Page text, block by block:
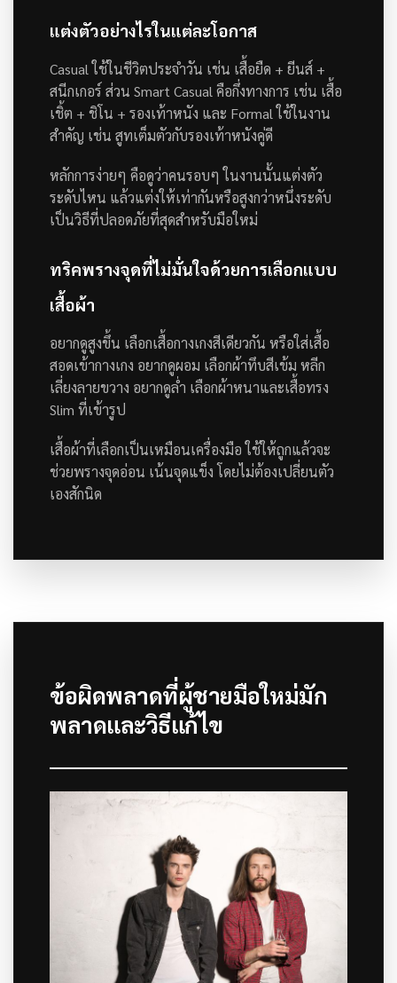
แต่งตัวอย่างไรในแต่ละโอกาส
Casual ใช้ในชีวิตประจำวัน เช่น เสื้อยืด + ยีนส์ +
สนีกเกอร์ ส่วน Smart Casual คือกึ่งทางการ เช่น เสื้อ
เชิ้ต + ชิโน + รองเท้าหนัง และ Formal ใช้ในงาน
สำคัญ เช่น สูทเต็มตัวกับรองเท้าหนังคู่ดี
หลักการง่ายๆ คือดูว่าคนรอบๆ ในงานนั้นแต่งตัว
ระดับไหน แล้วแต่งให้เท่ากันหรือสูงกว่าหนึ่งระดับ
เป็นวิธีที่ปลอดภัยที่สุดสำหรับมือใหม่
ทริคพรางจุดที่ไม่มั่นใจด้วยการเลือกแบบ
เสื้อผ้า
อยากดูสูงขึ้น เลือกเสื้อกางเกงสีเดียวกัน หรือใส่เสื้อ
สอดเข้ากางเกง อยากดูผอม เลือกผ้าทึบสีเข้ม หลีก
เลี่ยงลายขวาง อยากดูล่ำ เลือกผ้าหนาและเสื้อทรง
Slim ที่เข้ารูป
เสื้อผ้าที่เลือกเป็นเหมือนเครื่องมือ ใช้ให้ถูกแล้วจะ
ช่วยพรางจุดอ่อน เน้นจุดแข็ง โดยไม่ต้องเปลี่ยนตัว
เองสักนิด
ข้อผิดพลาดที่ผู้ชายมือใหม่มัก
พลาดและวิธีแก้ไข